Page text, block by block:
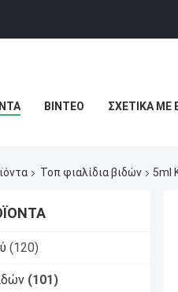
ΒΊΝΤΕΟ ΣΧΕΤΙΚΆ ΜΕ
Τοπ φιαλίδια βιδών 5ml
(120)
(101)